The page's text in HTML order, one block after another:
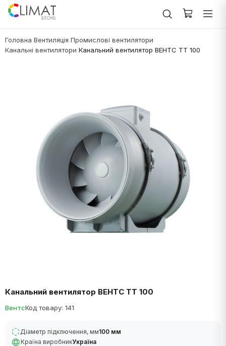
Головна Вентиляція Промислові вентилятори
Канальні вентилятори Канальний вентилятор ВЕНТС ТТ 100
Канальний вентилятор ВЕНТС ТТ 100
ВентсКод товару: 141
Діаметр підключення, мм100 мм
Країна виробникУкраїна